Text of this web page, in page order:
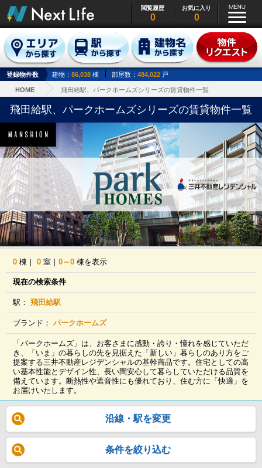
閲覧履歴
0
お気に入り
0
登録物件数 建物： 86,038 棟 部屋数： 484,022 戸
HOME 飛田給駅、パークホームズシリーズの賃貸物件一覧
飛田給駅、パークホームズシリーズの賃貸物件一覧
0 棟｜0 室｜0～0 棟を表示
現在の検索条件
駅：飛田給駅
ブランド：パークホームズ
「パークホームズ」は、お客さまに感動・誇り・憧れを感じていただ
き、「いま」の暮らしの先を見据えた「新しい」暮らしのあり方をご
提案する三井不動産レジデンシャルの基幹商品です。住宅としての高
い基本性能とデザイン性、長い間安心して暮らしていただける品質を
備えています。断熱性や遮音性にも優れており、住む方に「快適」を
お届けいたします。
沿線・駅を変更
条件を絞り込む